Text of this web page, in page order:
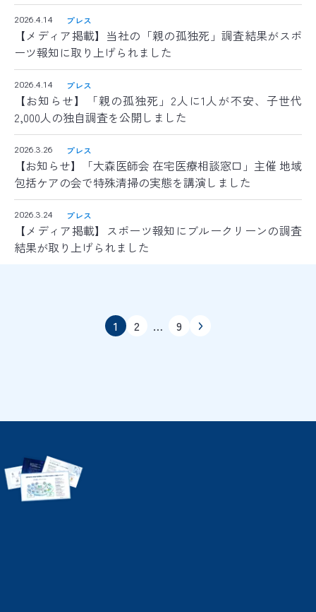
2026.4.14 プレス
【メディア掲載】当社の「親の孤独死」調査結果がスポ
ーツ報知に取り上げられました
2026.4.14 プレス
【お知らせ】「親の孤独死」2人に1人が不安、子世代
2,000人の独自調査を公開しました
2026.3.26 プレス
【お知らせ】「大森医師会 在宅医療相談窓口」主催 地域
包括ケアの会で特殊清掃の実態を講演しました
2026.3.24 プレス
【メディア掲載】スポーツ報知にブルークリーンの調査
結果が取り上げられました
1 2 … 9
ウンロード